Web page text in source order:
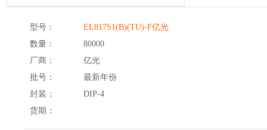
型号：
EL817S1(B)(TU)-F亿光
数量：
80000
厂商：
亿光
批号：
最新年份
封装：
DIP-4
货期：